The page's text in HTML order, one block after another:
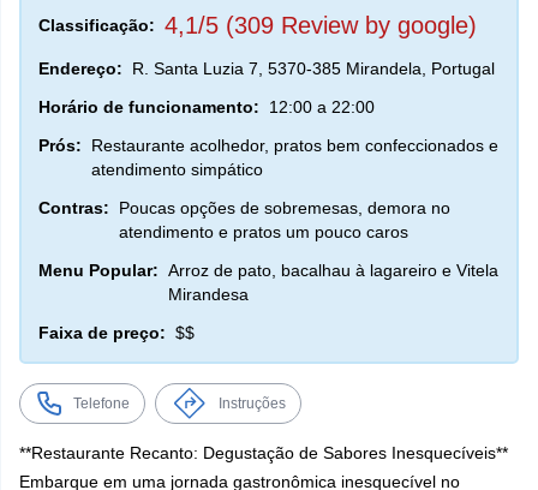
Classificação: 4,1/5 (309 Review by google)
Endereço:
R. Santa Luzia 7, 5370-385 Mirandela, Portugal
Horário de funcionamento:
12:00 a 22:00
Prós:
Restaurante acolhedor, pratos bem confeccionados e
atendimento simpático
Contras:
Poucas opções de sobremesas, demora no
atendimento e pratos um pouco caros
Menu Popular: Arroz de pato, bacalhau à lagareiro e Vitela
Mirandesa
Faixa de preço: $$
Telefone Instruções
**Restaurante Recanto: Degustação de Sabores Inesquecíveis**
Embarque em uma jornada gastronômica inesquecível no